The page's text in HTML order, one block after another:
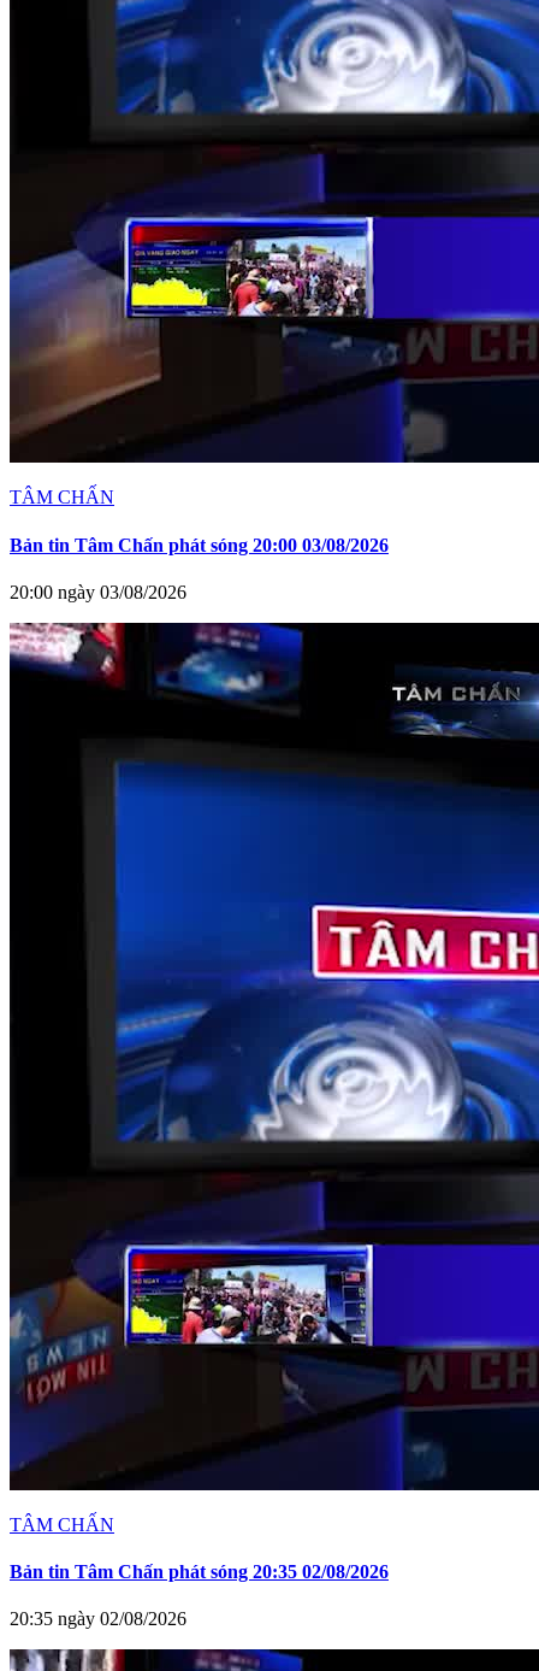
TÂM CHẤN
Bản tin Tâm Chấn phát sóng 20:00 03/08/2026
20:00 ngày 03/08/2026
TÂM CHẤN
Bản tin Tâm Chấn phát sóng 20:35 02/08/2026
20:35 ngày 02/08/2026